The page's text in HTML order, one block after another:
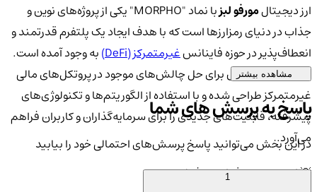
ارز دیجیتالمورفو لبز
با نماد "MORPHO" یکی از پروژه‌های نوین و
جذاب در دنیای رمزارزها است که با هدف ایجاد یک پلتفرم قدرتمند و
انعطاف‌پذیر در حوزه فاینانسغیرمتمرکز (DeFi)
به وجود آمده است.
این ارز به طور خاص برای حل چالش‌های موجود در پروتکل‌های مالی
غیرمتمرکز طراحی شده و با استفاده از الگوریتم‌ها و تکنولوژی‌های
پیشرفته، قابلیت‌های جدیدی را برای سرمایه‌گذاران و کاربران فراهم
می‌آورد.
💡 اهمیت و هدف ارز مورفو لبز
مشاهده بیشتر
پاسخ به پرسش های شما
در این بخش می‌توانید پاسخ پرسش‌های احتمالی خود را بیابید